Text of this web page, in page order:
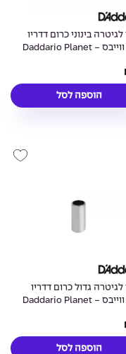
לגיטרה בינוני כרום דדריו
פלנט ווייבס - Daddario Planet
Slide
הוספה לסל
לגיטרה גדול כרום דדריו
פלנט ווייבס - Daddario Planet
Slide
הוספה לסל